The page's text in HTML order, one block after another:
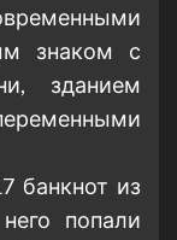
знаком с
зданием
банкнот из
попали